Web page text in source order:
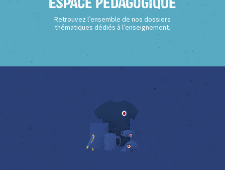
Retrouvez l’ensemble de nos dossiers
thématiques dédiés à l’enseignement.